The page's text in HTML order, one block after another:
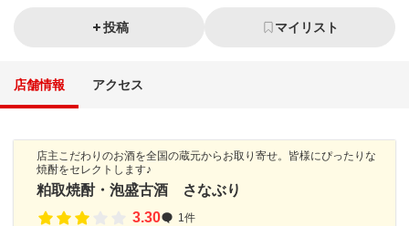
投稿 マイリスト
店舗情報 アクセス
店主こだわりのお酒を全国の蔵元からお取り寄せ。皆様にぴったりな
焼酎をセレクトします♪
粕取焼酎・泡盛古酒 さなぶり
3.30
1件